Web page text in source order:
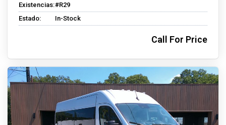
Existencias:#R29
Estado:
In-Stock
Call For Price